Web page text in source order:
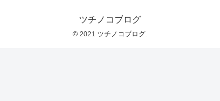
ツチノコブログ
© 2021 ツチノコブログ.